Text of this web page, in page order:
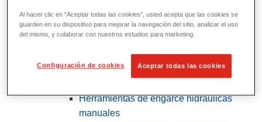
Herramientas de servicios públicos y de
View All Herramientas de servicios
Herramientas de engarce hidráulicas
manuales
Al hacer clic en “Aceptar todas las cookies”, usted acepta que las cookies se
guarden en su dispositivo para mejorar la navegación del sitio, analizar el uso
del mismo, y colaborar con nuestros estudios para marketing.
Configuración de cookies Aceptar todas las cookies